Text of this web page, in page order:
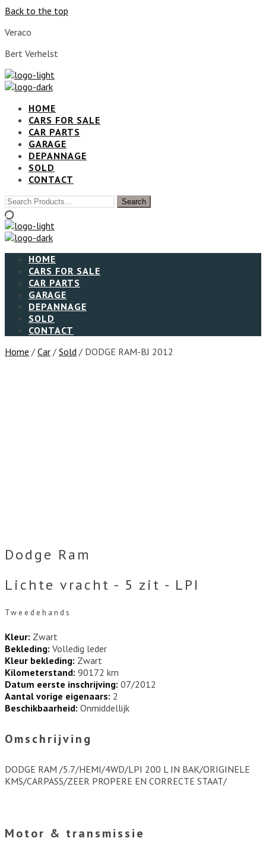
Back to the top
Veraco
Bert Verhelst
HOME
CARS FOR SALE
CAR PARTS
GARAGE
DEPANNAGE
SOLD
CONTACT
HOME
CARS FOR SALE
CAR PARTS
GARAGE
DEPANNAGE
SOLD
CONTACT
Home / Car / Sold / DODGE RAM-BJ 2012
Dodge Ram
Lichte vracht - 5 zit - LPI
Tweedehands
Kleur: Zwart
Bekleding: Volledig leder
Kleur bekleding: Zwart
Kilometerstand: 90172 km
Datum eerste inschrijving: 07/2012
Aantal vorige eigenaars: 2
Beschikbaarheid: Onmiddellijk
Omschrijving
DODGE RAM /5.7/HEMI/4WD/LPI 200 L IN BAK/ORIGINELE
KMS/CARPASS/ZEER PROPERE EN CORRECTE STAAT/
Motor & transmissie